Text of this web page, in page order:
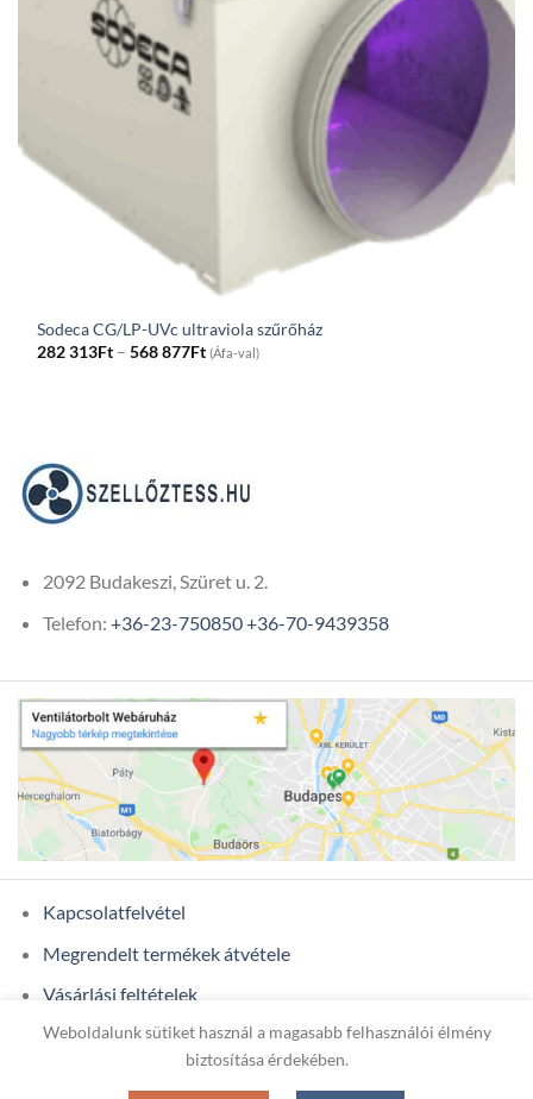
Sodeca CG/LP-UVc ultraviola szűrőház
282 313Ft – 568 877FtPrice
range:
(Áfa-val)
2092 Budakeszi, Szüret u. 2.
Telefon: +36-23-750850+36-70-9439358
Kapcsolatfelvétel
Megrendelt termékek átvétele
Vásárlási feltételek
Ügyfél adatok
Weboldalunk sütiket használ a magasabb felhasználói élmény
biztosítása érdekében.